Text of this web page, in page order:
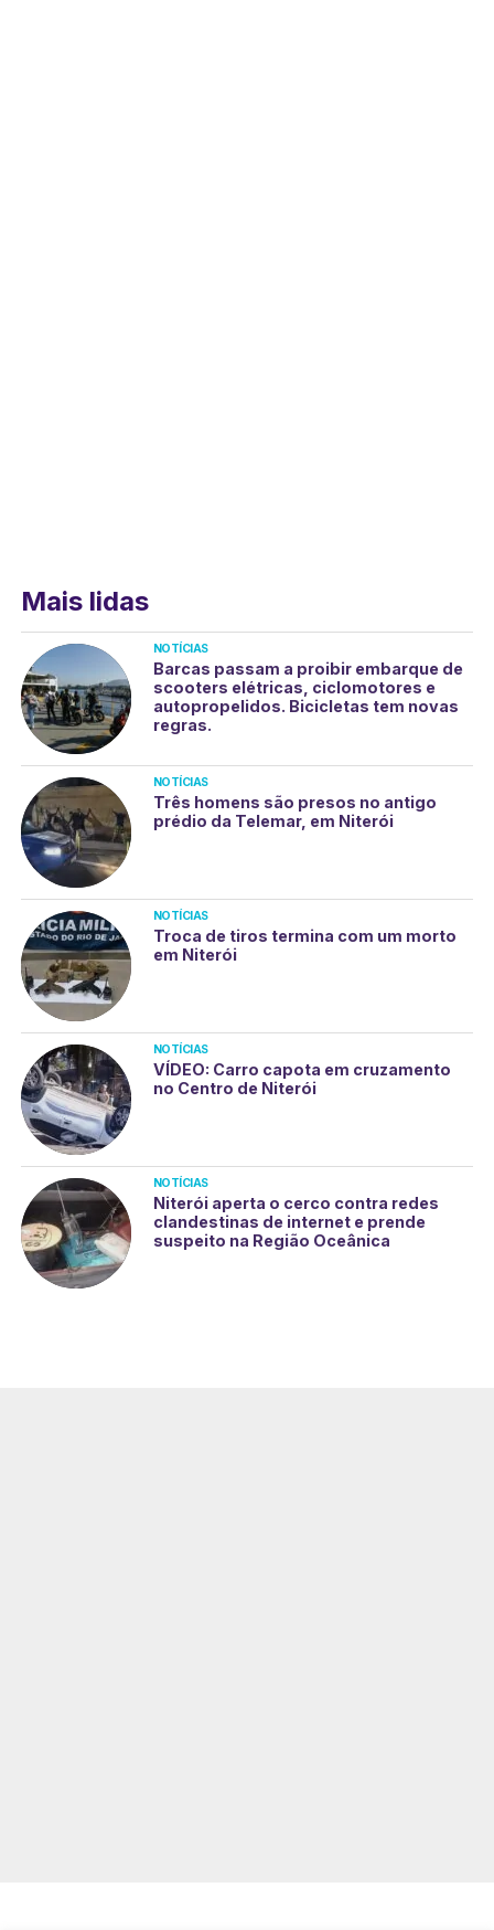
Mais lidas
NOTÍCIAS
Barcas passam a proibir embarque de
scooters elétricas, ciclomotores e
autopropelidos. Bicicletas tem novas
regras.
NOTÍCIAS
Três homens são presos no antigo
prédio da Telemar, em Niterói
NOTÍCIAS
Troca de tiros termina com um morto
em Niterói
NOTÍCIAS
VÍDEO: Carro capota em cruzamento
no Centro de Niterói
NOTÍCIAS
Niterói aperta o cerco contra redes
clandestinas de internet e prende
suspeito na Região Oceânica